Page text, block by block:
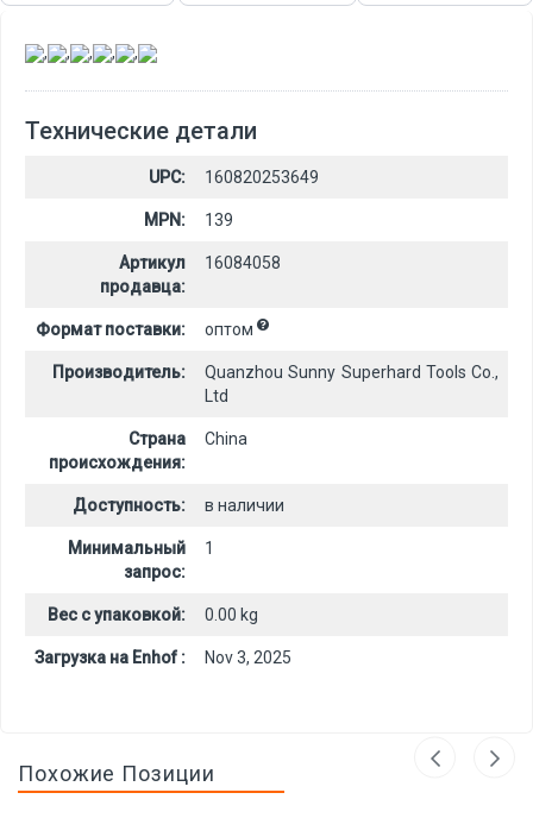
, , , , ,
Технические детали
UPC: 160820253649
MPN: 139
Артикул
продавца:
16084058
Формат поставки: оптом
Производитель:
Quanzhou Sunny Superhard Tools Co.,
Ltd
Страна
происхождения:
China
Доступность: в наличии
Минимальный
запрос:
1
Вес с упаковкой: 0.00 kg
Загрузка на Enhof : Nov 3, 2025
Похожие Позиции